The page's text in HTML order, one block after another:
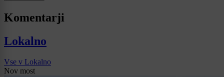
Komentarji
Lokalno
Vse v Lokalno
Nov most